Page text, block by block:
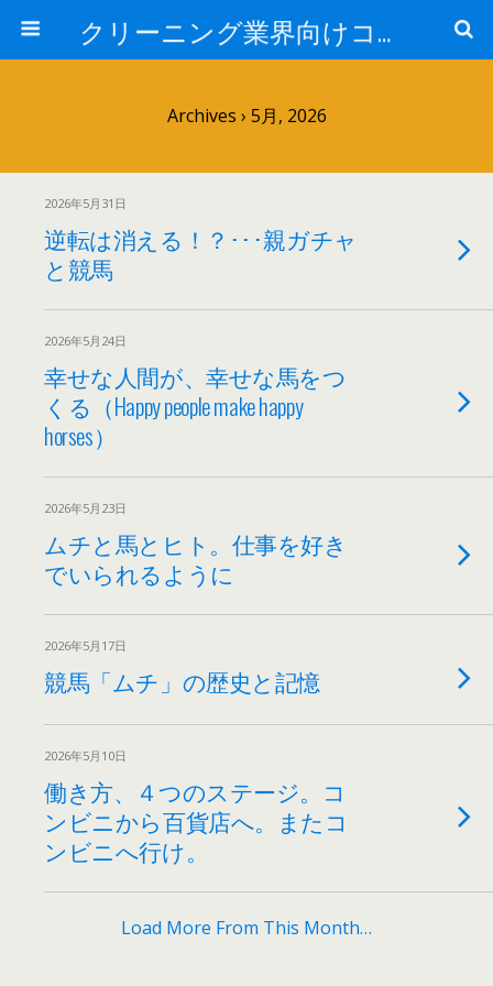
クリーニング業界向けコンサルタントブログ:日本売上アップ研究所-中西正人
Archives › 5月, 2026
2026年5月31日
逆転は消える！？･･･親ガチャ
と競馬
2026年5月24日
幸せな人間が、幸せな馬をつ
くる（Happy people make happy
horses）
2026年5月23日
ムチと馬とヒト。仕事を好き
でいられるように
2026年5月17日
競馬「ムチ」の歴史と記憶
2026年5月10日
働き方、４つのステージ。コ
ンビニから百貨店へ。またコ
ンビニへ行け。
Load More From This Month…